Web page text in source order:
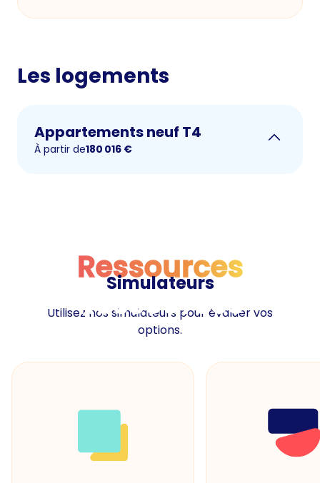
Les logements
Appartements neuf T4
À partir de180 016 €
Ressources
Ressources
Simulateurs
Utilisez nos simulateurs pour évaluer vos
options.